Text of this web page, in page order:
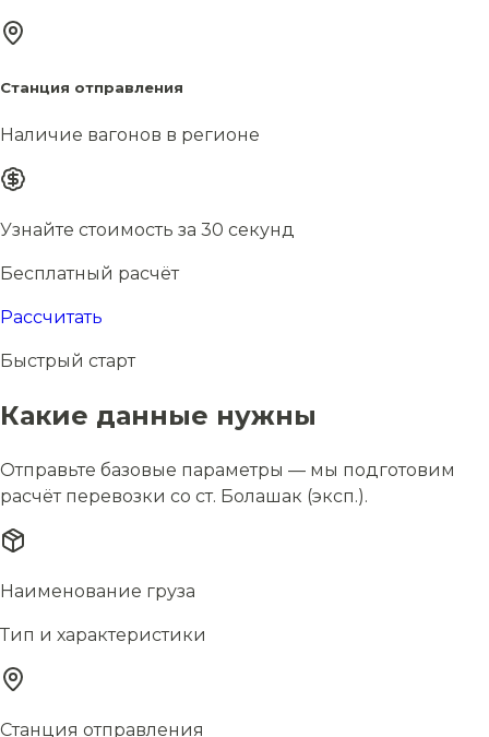
Станция отправления
Наличие вагонов в регионе
Узнайте стоимость за 30 секунд
Бесплатный расчёт
Рассчитать
Быстрый старт
Какие данные нужны
Отправьте базовые параметры — мы подготовим
расчёт перевозки со ст. Болашак (эксп.).
Наименование груза
Тип и характеристики
Станция отправления